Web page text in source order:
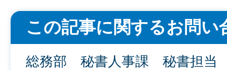
この記事に関するお問い
総務部 秘書人事課 秘書担当